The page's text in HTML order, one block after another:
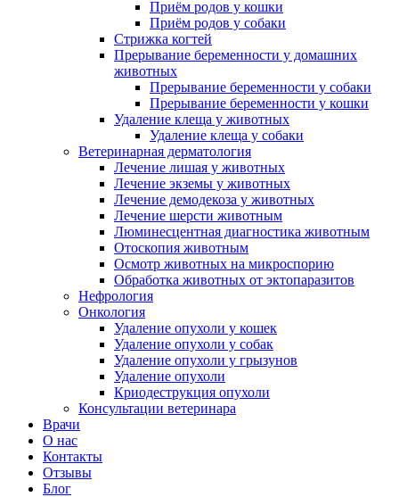
Приём родов у кошки
Приём родов у собаки
Стрижка когтей
Прерывание беременности у домашних
животных
Прерывание беременности у собаки
Прерывание беременности у кошки
Удаление клеща у животных
Удаление клеща у собаки
Ветеринарная дерматология
Лечение лишая у животных
Лечение экземы у животных
Лечение демодекоза у животных
Лечение шерсти животным
Люминесцентная диагностика животным
Отоскопия животным
Осмотр животных на микроспорию
Обработка животных от эктопаразитов
Нефрология
Онкология
Удаление опухоли у кошек
Удаление опухоли у собак
Удаление опухоли у грызунов
Удаление опухоли
Криодеструкция опухоли
Консультации ветеринара
Врачи
О нас
Контакты
Отзывы
Блог